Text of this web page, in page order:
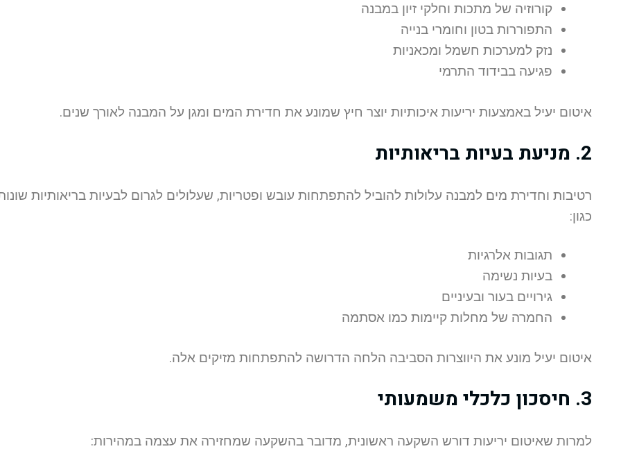
קורוזיה של מתכות וחלקי זיון במבנה
התפוררות בטון וחומרי בנייה
נזק למערכות חשמל ומכאניות
פגיעה בבידוד התרמי
איטום יעיל באמצעות יריעות איכותיות יוצר חיץ שמונע את חדירת המים ומגן על המבנה לאורך שנים.
2. מניעת בעיות בריאותיות
רטיבות וחדירת מים למבנה עלולות להוביל להתפתחות עובש ופטריות, שעלולים לגרום לבעיות בריאותיות
כגון:
תגובות אלרגיות
בעיות נשימה
גירויים בעור ובעיניים
החמרה של מחלות קיימות כמו אסתמה
איטום יעיל מונע את היווצרות הסביבה הלחה הדרושה להתפתחות מזיקים אלה.
3. חיסכון כלכלי משמעותי
למרות שאיטום יריעות דורש השקעה ראשונית, מדובר בהשקעה שמחזירה את עצמה במהירות: